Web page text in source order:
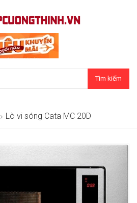
Tìm kiếm
Lò vi sóng Cata MC 20D